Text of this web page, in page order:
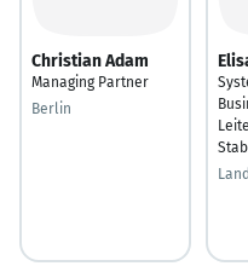
Christian Adam
Managing Partner
Berlin